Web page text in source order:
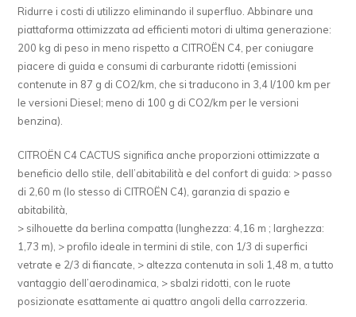
Ridurre i costi di utilizzo eliminando il superfluo. Abbinare una
piattaforma ottimizzata ad efficienti motori di ultima generazione:
200 kg di peso in meno rispetto a CITROËN C4, per coniugare
piacere di guida e consumi di carburante ridotti (emissioni
contenute in 87 g di CO2/km, che si traducono in 3,4 l/100 km per
le versioni Diesel; meno di 100 g di CO2/km per le versioni
benzina).
CITROËN C4 CACTUS significa anche proporzioni ottimizzate a
beneficio dello stile, dell’abitabilità e del confort di guida: > passo
di 2,60 m (lo stesso di CITROËN C4), garanzia di spazio e
abitabilità,
> silhouette da berlina compatta (lunghezza: 4,16 m ; larghezza:
1,73 m), > profilo ideale in termini di stile, con 1/3 di superfici
vetrate e 2/3 di fiancate, > altezza contenuta in soli 1,48 m, a tutto
vantaggio dell’aerodinamica, > sbalzi ridotti, con le ruote
posizionate esattamente ai quattro angoli della carrozzeria.